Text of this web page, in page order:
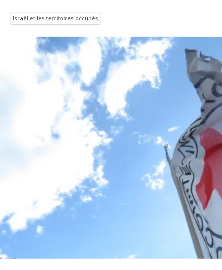
Israël et les territoires occupés